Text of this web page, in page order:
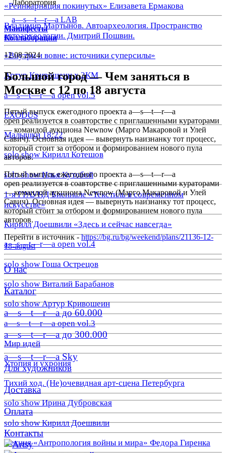
«Реинкарнация покинутых» Елизавета Ермакова
Владимир Мартынов. Автоархеология. Пространство
автоархеологии. Дмитрий Пошвин.
«Внутри и вовне: источники суперсилы»
Артур Кривошеин х 2КМ
a—s—t—r—a open vol.5
EXODUS
Малышки 18:22
solo show Кирилл Котешов
solo show Илья Кутобой
1-я ГРАУНД Биеннале «Текстиль в современном
искусстве»
Кирилл Доешвили «Здесь и сейчас навсегда»
a—s—t—r—a open vol.4
solo show Гоша Острецов
solo show Виталий Барабанов
solo show Артур Кривошеин
a—s—t—r—a open vol.3
Мир идей
Утопия и ухрония
Тихий ход. (Не)очевидная арт-сцена Петербурга
solo show Ирина Дубровская
solo show Кирилл Доешвили
Лекция «Антропология войны и мира» Федора Гиренка
Лаборатория
a—s—t—r—a LAB
Манифесты
Коллаборации
12.08.2024
Большой город — Чем заняться в
Москве с 12 по 18 августа
Пятый выпуск ежегодного проекта a—s—t—r—a
open реализуется в соавторстве с приглашенными кураторами
— командой аукциона Newnow (Марго Макаровой и Улей
Савич). Основная идея — вывернуть наизнанку тот процесс,
который стоит за отбором и формированием нового пула
авторов.
Пятый выпуск ежегодного проекта a—s—t—r—a
open реализуется в соавторстве с приглашенными кураторами
— командой аукциона Newnow (Марго Макаровой и Улей
Савич). Основная идея — вывернуть наизнанку тот процесс,
который стоит за отбором и формированием нового пула
авторов.
Перейти в источник -https://bg.ru/bg/weekend/plans/21136-12-
18-august
О нас
Каталог
a—s—t—r—a до 60.000
a—s—t—r—a до 300.000
a—s—t—r—a Sky
Для художников
Доставка
Оплата
Контакты